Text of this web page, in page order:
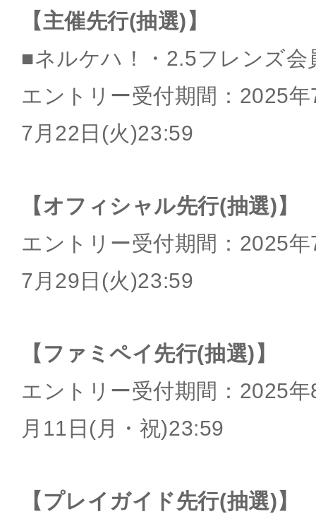
【主催先行(抽選)】
■ネルケハ！・2.5フレンズ会
エントリー受付期間：2025
7月22日(火)23:59
【オフィシャル先行(抽選)】
エントリー受付期間：2025
7月29日(火)23:59
【ファミペイ先行(抽選)】
エントリー受付期間：2025
月11日(月・祝)23:59
【プレイガイド先行(抽選)】